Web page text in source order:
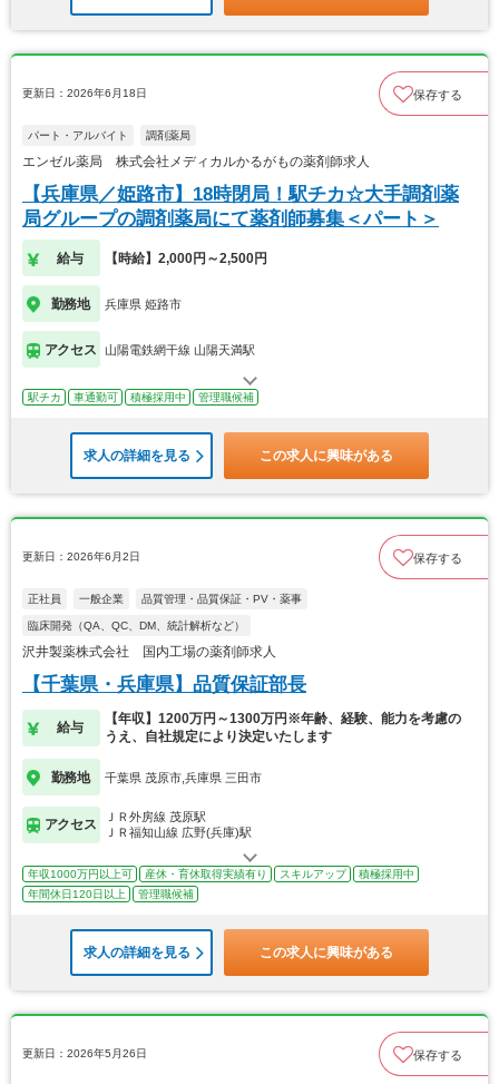
更新日：2026年6月18日 保存する
パート・アルバイト 調剤薬局
エンゼル薬局 株式会社メディカルかるがもの薬剤師求人
【兵庫県／姫路市】18時閉局！駅チカ☆大手調剤薬
局グループの調剤薬局にて薬剤師募集＜パート＞
給与 【時給】2,000円～2,500円
勤務地 兵庫県 姫路市
アクセス 山陽電鉄網干線 山陽天満駅
駅チカ 車通勤可 積極採用中 管理職候補
求人の詳細を見る この求人に興味がある
更新日：2026年6月2日 保存する
正社員 一般企業 品質管理・品質保証・PV・薬事
臨床開発（QA、QC、DM、統計解析など）
沢井製薬株式会社 国内工場の薬剤師求人
【千葉県・兵庫県】品質保証部長
給与
【年収】1200万円～1300万円※年齢、経験、能力を考慮の
うえ、自社規定により決定いたします
勤務地 千葉県 茂原市,兵庫県 三田市
アクセス
ＪＲ外房線 茂原駅
ＪＲ福知山線 広野(兵庫)駅
年収1000万円以上可 産休・育休取得実績有り スキルアップ
積極採用中
年間休日120日以上
管理職候補
求人の詳細を見る この求人に興味がある
更新日：2026年5月26日 保存する